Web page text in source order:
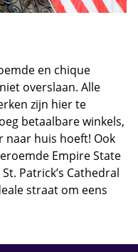
en chique
overslaan. Alle
zijn hier te
betaalbare winkels,
naar huis hoeft! Ook
Empire State
Patrick’s Cathedral
straat om eens